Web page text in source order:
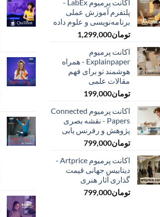
اکانت پرمیوم LabEx -
پلتفرم آموزش عملی
برنامه‌نویسی و علوم داده
تومان1,299,000
اکانت پرمیوم
Explainpaper - همراه
هوشمند تو برای فهم
مقالات علمی
تومان199,000
اکانت پرمیوم Connected
Papers - نقشه بصری
پژوهش و رفرنس یابی
تومان799,000
اکانت پرمیوم Artprice -
دیتابیس جهانی قیمت
‌گذاری آثار هنری
تومان799,000